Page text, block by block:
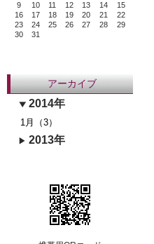
9
10 11 12 13 14
15
16
17 18 19 20 21
22
23
24 25 26 27 28
29
30
31
アーカイブ
2014年
1月（3）
2013年